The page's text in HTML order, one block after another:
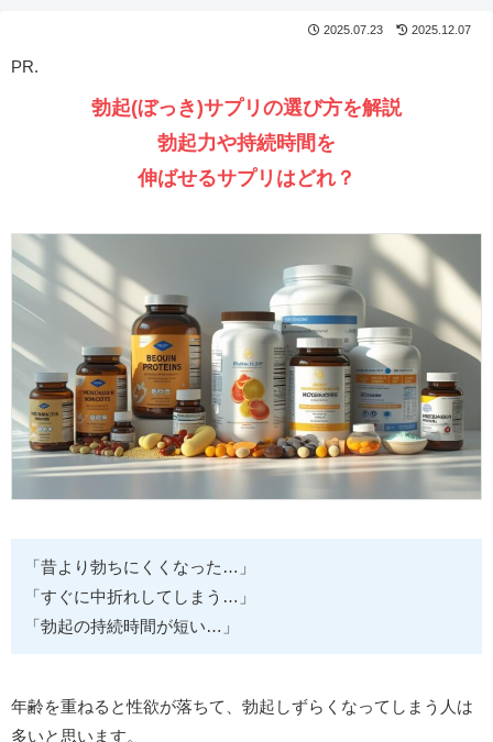
2025.07.23 2025.12.07
PR.
勃起(ぼっき)サプリの選び方を解説
勃起力や持続時間を
伸ばせるサプリはどれ？
「昔より勃ちにくくなった…」
「すぐに中折れしてしまう…」
「勃起の持続時間が短い…」
年齢を重ねると性欲が落ちて、勃起しずらくなってしまう人は
多いと思います。